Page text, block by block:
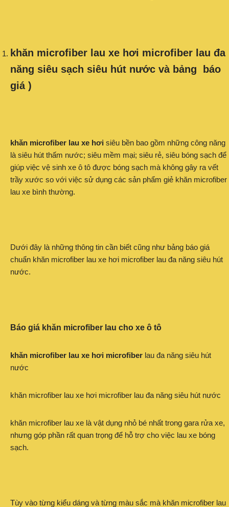
khăn microfiber lau xe hơi microfiber lau đa
năng siêu sạch siêu hút nước và bảng báo
giá )
khăn microfiber lau xe hơi siêu bền bao gồm những công năng
là siêu hút thấm nước; siêu mềm mại; siêu rẻ, siêu bóng sạch để
giúp việc vệ sinh xe ô tô được bóng sạch mà không gây ra vết
trầy xước so với việc sử dụng các sản phẩm giẻ khăn microfiber
lau xe bình thường.
Dưới đây là những thông tin cần biết cũng như bảng báo giá
chuẩn khăn microfiber lau xe hơi microfiber lau đa năng siêu hút
nước.
Báo giá khăn microfiber lau cho xe ô tô
khăn microfiber lau xe hơi microfiber lau đa năng siêu hút
nước
khăn microfiber lau xe hơi microfiber lau đa năng siêu hút nước
khăn microfiber lau xe là vật dụng nhỏ bé nhất trong gara rửa xe,
nhưng góp phần rất quan trọng để hỗ trợ cho việc lau xe bóng
sạch.
Tùy vào từng kiểu dáng và từng màu sắc mà khăn microfiber lau